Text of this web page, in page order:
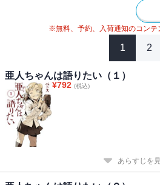
※無料、予約、入荷通知のコンテ
1 2
亜人ちゃんは語りたい（１）
¥792 (税込)
あらすじを